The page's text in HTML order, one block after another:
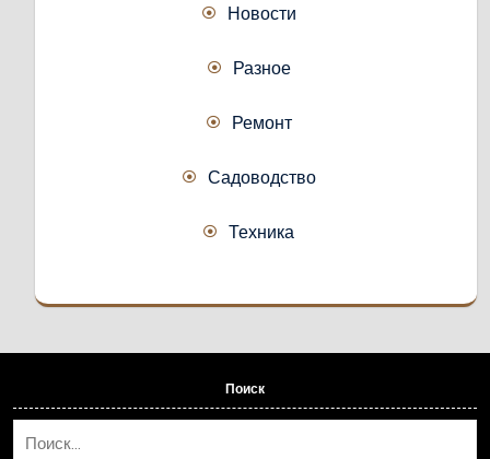
Новости
Разное
Ремонт
Садоводство
Техника
Поиск